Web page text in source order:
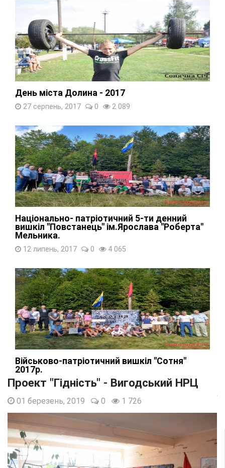
День міста Долина - 2017
27 серпень, 2017 0 2 089
Національно- патріотичний 5-ти денний
вишкіл "Повстанець" ім.Ярослава "Роберта"
Мельника.
12 липень, 2017 0 4 065
Військово-патріотичний вишкіл "Сотня"
2017р.
09 серпень, 2017 0 2 236
Проект "Гідність" - Вигодський НРЦ
01 березень, 2019 0 1 726